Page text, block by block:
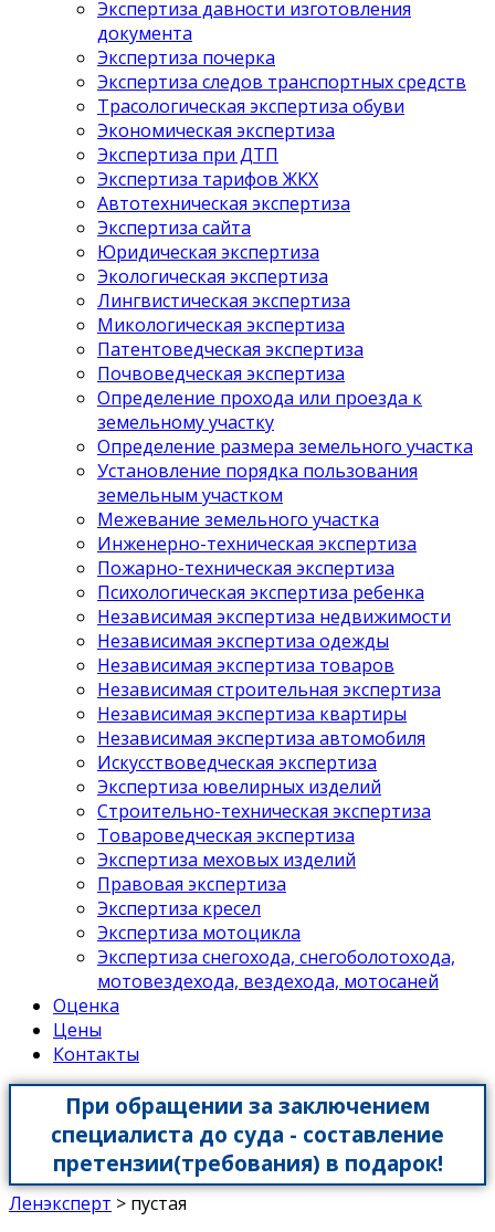
Экспертиза давности изготовления
документа
Экспертиза почерка
Экспертиза следов транспортных средств
Трасологическая экспертиза обуви
Экономическая экспертиза
Экспертиза при ДТП
Экспертиза тарифов ЖКХ
Автотехническая экспертиза
Экспертиза сайта
Юридическая экспертиза
Экологическая экспертиза
Лингвистическая экспертиза
Микологическая экспертиза
Патентоведческая экспертиза
Почвоведческая экспертиза
Определение прохода или проезда к
земельному участку
Определение размера земельного участка
Установление порядка пользования
земельным участком
Межевание земельного участка
Инженерно-техническая экспертиза
Пожарно-техническая экспертиза
Психологическая экспертиза ребенка
Независимая экспертиза недвижимости
Независимая экспертиза одежды
Независимая экспертиза товаров
Независимая строительная экспертиза
Независимая экспертиза квартиры
Независимая экспертиза автомобиля
Искусствоведческая экспертиза
Экспертиза ювелирных изделий
Строительно-техническая экспертиза
Товароведческая экспертиза
Экспертиза меховых изделий
Правовая экспертиза
Экспертиза кресел
Экспертиза мотоцикла
Экспертиза снегохода, снегоболотохода,
мотовездехода, вездехода, мотосаней
Оценка
Цены
Контакты
При обращении за заключением
специалиста до суда - составление
претензии(требования) в подарок!
Ленэксперт > пустая